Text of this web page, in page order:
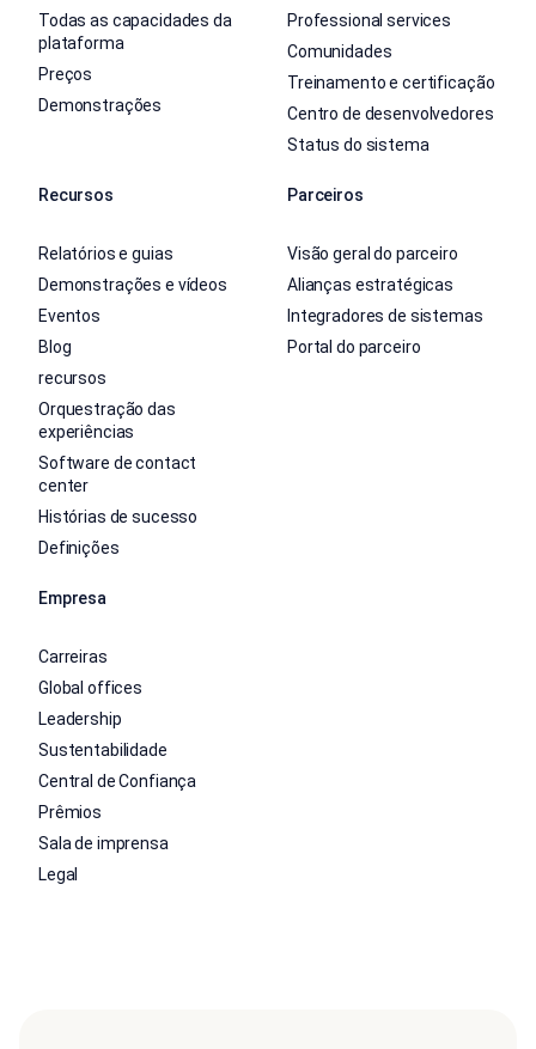
Todas as capacidades da
plataforma
Preços
Demonstrações
Professional services
Comunidades
Treinamento e certificação
Centro de desenvolvedores
Status do sistema
Recursos
Relatórios e guias
Demonstrações e vídeos
Eventos
Blog
recursos
Orquestração das
experiências
Software de contact
center
Histórias de sucesso
Definições
Parceiros
Visão geral do parceiro
Alianças estratégicas
Integradores de sistemas
Portal do parceiro
Empresa
Carreiras
Global offices
Leadership
Sustentabilidade
Central de Confiança
Prêmios
Sala de imprensa
Legal